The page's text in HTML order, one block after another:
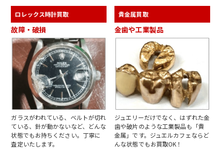
ロレックス時計買取
故障・破損
ガラスがわれている、ベルトが切れ
ている、針が動かないなど、どんな
状態でもお持ちください。丁寧に
査定いたします。
貴金属買取
金歯や工業製品
ジュエリーだけでなく、はずれた金
歯や破片のような工業製品も「貴
金属」です。ジュエルカフェならど
んな状態でもお買取OK！